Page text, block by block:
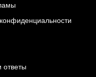
ответы